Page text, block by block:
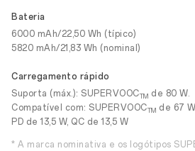
Bateria
6000 mAh/22,50 Wh (típico)
5820 mAh/21,83 Wh (nominal)
Carregamento rápido
Suporta (máx.): SUPERVOOCTM de 80 W.
Compatível com: SUPERVOOCTM de 67
PD de 13,5 W, QC de 13,5 W
* A marca nominativa e os logótipos